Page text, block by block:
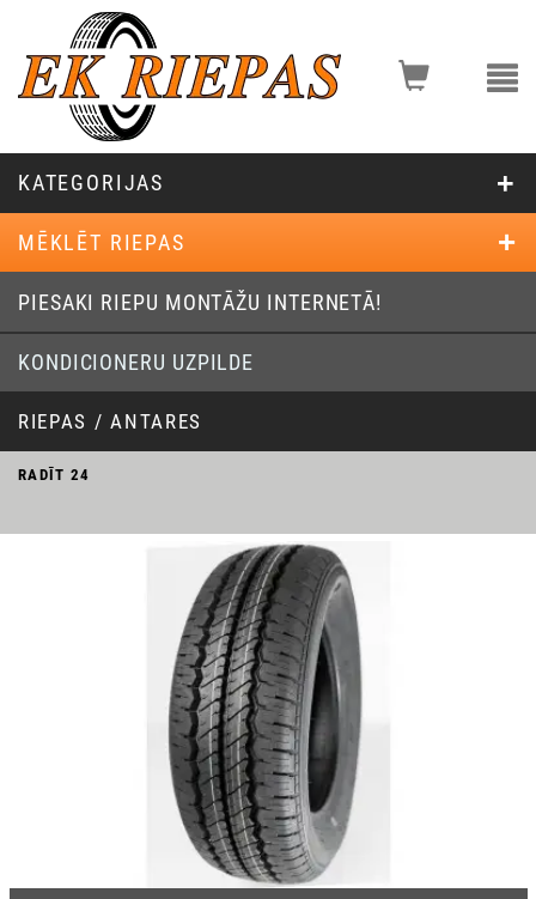
KATEGORIJAS
MĒKLĒT RIEPAS
PIESAKI RIEPU MONTĀŽU INTERNETĀ!
KONDICIONERU UZPILDE
RIEPAS / ANTARES
RADĪT 24